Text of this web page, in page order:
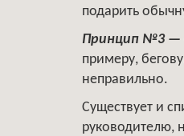
подарить
Принцип №3 —
примеру,
неправильно.
Существует и
руководителю,